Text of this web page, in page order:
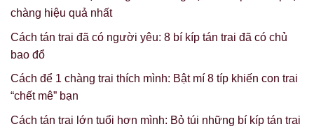
chàng hiệu quả nhất
Cách tán trai đã có người yêu: 8 bí kíp tán trai đã có chủ
bao đổ
Cách để 1 chàng trai thích mình: Bật mí 8 típ khiến con trai
“chết mê” bạn
Cách tán trai lớn tuổi hơn mình: Bỏ túi những bí kíp tán trai